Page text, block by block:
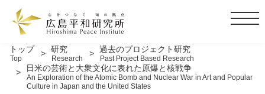
t
l
トップ
Top
研究
Research
過去のプロジェクト研究
Past Project Based Research
日米の芸術と大衆文化に表れた原爆と核戦争
An Exploration of the Atomic Bomb and Nuclear War in Art and Popular
Culture in Japan and the United States